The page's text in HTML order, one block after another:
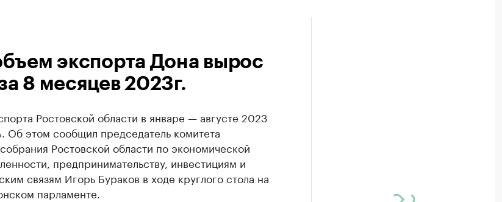
экспорта Дона вырос
8 месяцев 2023г.
Ростовской области в январе — августе 2023
Об этом сообщил председатель комитета
Ростовской области по экономической
предпринимательству, инвестициям и
связям Игорь Бураков в ходе круглого стола на
парламенте.